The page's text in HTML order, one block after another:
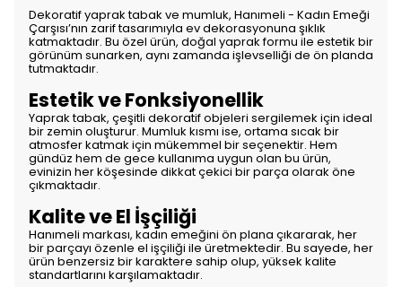
Dekoratif yaprak tabak ve mumluk, Hanımeli - Kadın Emeği
Çarşısı’nın zarif tasarımıyla ev dekorasyonuna şıklık
katmaktadır. Bu özel ürün, doğal yaprak formu ile estetik bir
görünüm sunarken, aynı zamanda işlevselliği de ön planda
tutmaktadır.
Estetik ve Fonksiyonellik
Yaprak tabak, çeşitli dekoratif objeleri sergilemek için ideal
bir zemin oluşturur. Mumluk kısmı ise, ortama sıcak bir
atmosfer katmak için mükemmel bir seçenektir. Hem
gündüz hem de gece kullanıma uygun olan bu ürün,
evinizin her köşesinde dikkat çekici bir parça olarak öne
çıkmaktadır.
Kalite ve El İşçiliği
Hanımeli markası, kadın emeğini ön plana çıkararak, her
bir parçayı özenle el işçiliği ile üretmektedir. Bu sayede, her
ürün benzersiz bir karaktere sahip olup, yüksek kalite
standartlarını karşılamaktadır.